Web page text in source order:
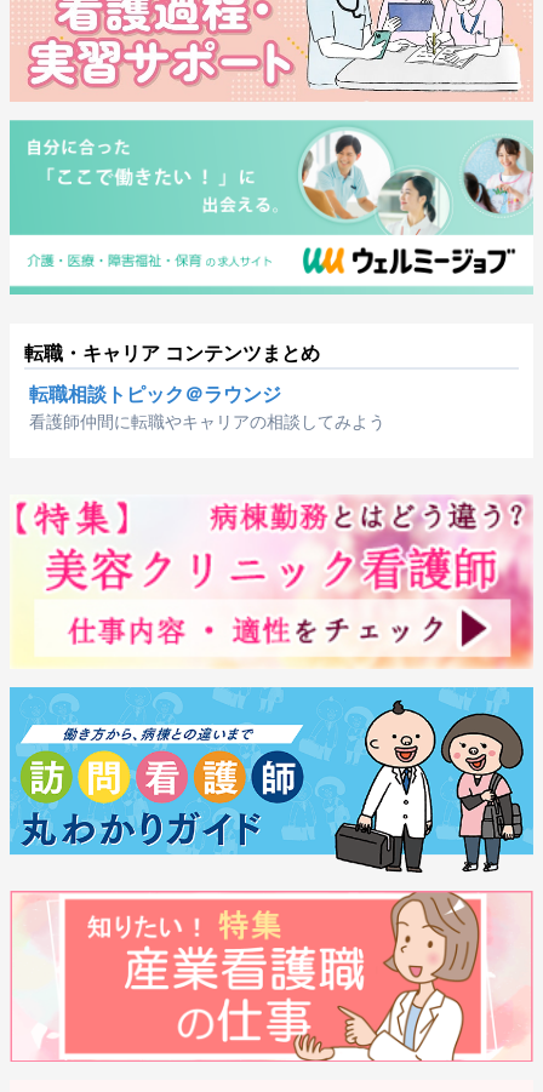
転職・キャリア コンテンツまとめ
転職相談トピック＠ラウンジ
看護師仲間に転職やキャリアの相談してみよう